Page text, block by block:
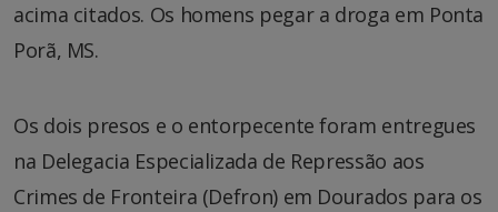
acima citados. Os homens pegar a droga em Ponta
Porã, MS.
Os dois presos e o entorpecente foram entregues
na Delegacia Especializada de Repressão aos
Crimes de Fronteira (Defron) em Dourados para os